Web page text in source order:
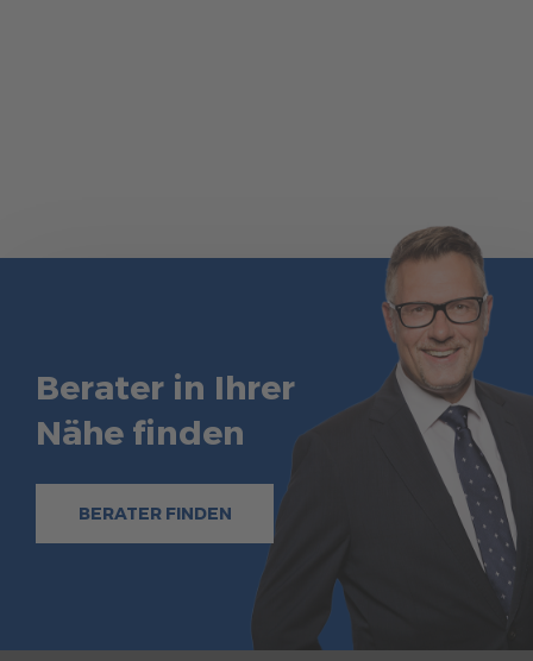
Berater in Ihrer
Nähe finden
BERATER FINDEN